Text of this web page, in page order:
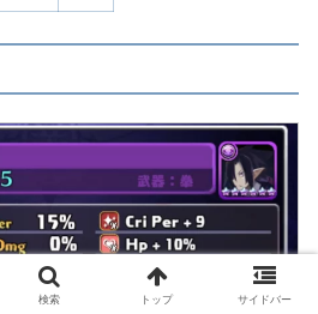
検索 トップ サイドバー